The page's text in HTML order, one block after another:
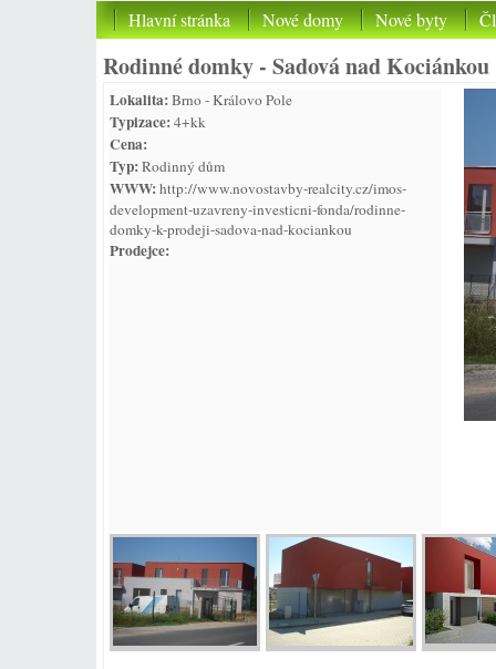
Hlavní stránka Nové domy Nové byty
Rodinné domky - Sadová nad Kociánkou
Lokalita:Brno - Královo Pole
Typizace:4+kk
Cena:
Typ:Rodinný dům
WWW:http://www.novostavby-realcity.cz/imos-
development-uzavreny-investicni-fonda/rodinne-
domky-k-prodeji-sadova-nad-kociankou
Prodejce: